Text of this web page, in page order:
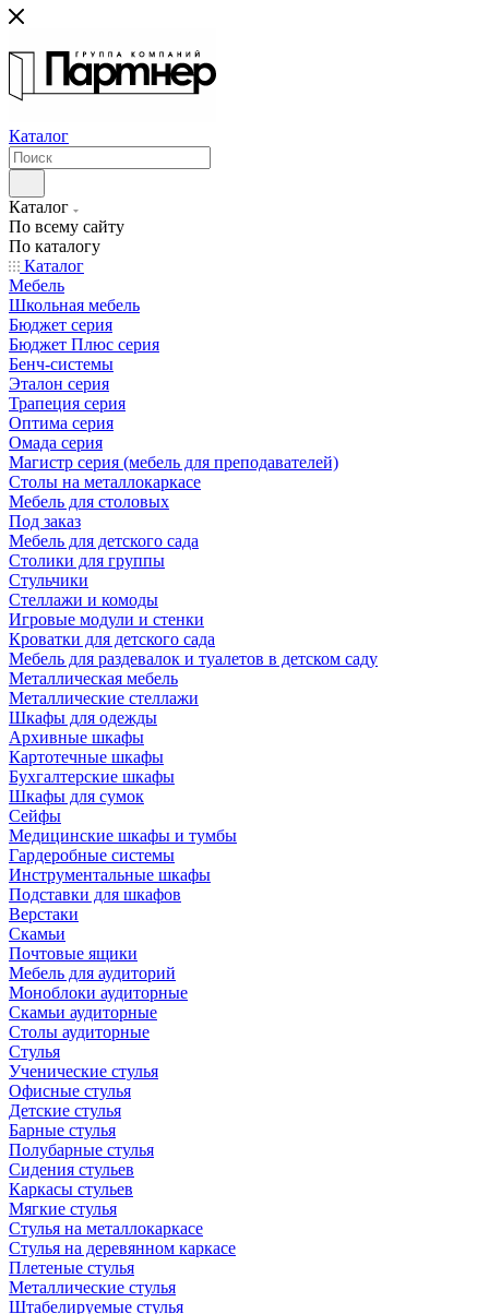
Каталог
Каталог
По всему сайту
По каталогу
Каталог
Мебель
Школьная мебель
Бюджет серия
Бюджет Плюс серия
Бенч-системы
Эталон серия
Трапеция серия
Оптима серия
Омада серия
Магистр серия (мебель для преподавателей)
Столы на металлокаркасе
Мебель для столовых
Под заказ
Мебель для детского сада
Столики для группы
Стульчики
Стеллажи и комоды
Игровые модули и стенки
Кроватки для детского сада
Мебель для раздевалок и туалетов в детском саду
Металлическая мебель
Металлические стеллажи
Шкафы для одежды
Архивные шкафы
Картотечные шкафы
Бухгалтерские шкафы
Шкафы для сумок
Сейфы
Медицинские шкафы и тумбы
Гардеробные системы
Инструментальные шкафы
Подставки для шкафов
Верстаки
Скамьи
Почтовые ящики
Мебель для аудиторий
Моноблоки аудиторные
Скамьи аудиторные
Столы аудиторные
Стулья
Ученические стулья
Офисные стулья
Детские стулья
Барные стулья
Полубарные стулья
Сидения стульев
Каркасы стульев
Мягкие стулья
Стулья на металлокаркасе
Стулья на деревянном каркасе
Плетеные стулья
Металлические стулья
Штабелируемые стулья